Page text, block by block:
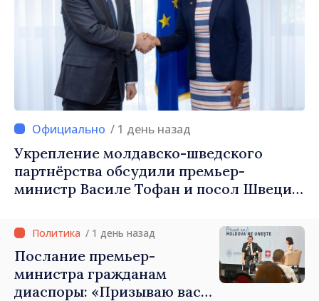
/ 1 день назад
Укрепление молдавско-шведского
партнёрства обсудили премьер-
министр Василе Тофан и посол Швеции
/ 1 день назад
Послание премьер-
министра гражданам
диаспоры: «Призываю вас